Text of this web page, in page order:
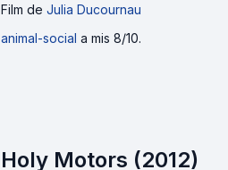
Film de Julia Ducournau
animal-social a mis 8/10.
Holy Motors (2012)